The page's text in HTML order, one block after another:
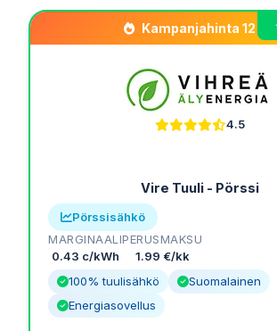
Kampanjahinta 12 kk!
4.5
Vire Tuuli - Pörssi
Pörssisähkö
MARGINAALI
0.43 c/kWh
PERUSMAKSU
1.99 €/kk
100% tuulisähkö
Suomalainen
Energiasovellus